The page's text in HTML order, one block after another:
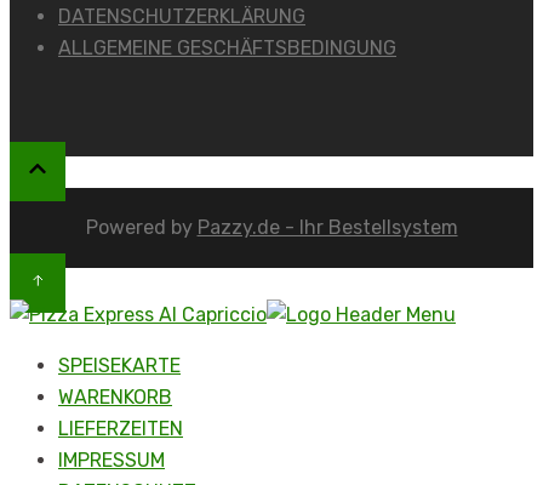
DATENSCHUTZERKLÄRUNG
ALLGEMEINE GESCHÄFTSBEDINGUNG
Powered by Pazzy.de - Ihr Bestellsystem
SPEISEKARTE
WARENKORB
LIEFERZEITEN
IMPRESSUM